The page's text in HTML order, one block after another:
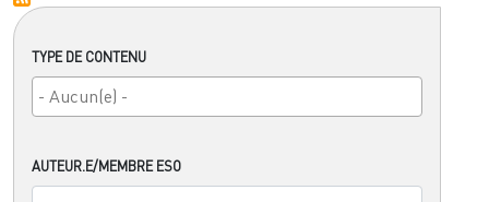
TYPE DE CONTENU
AUTEUR.E/MEMBRE ESO